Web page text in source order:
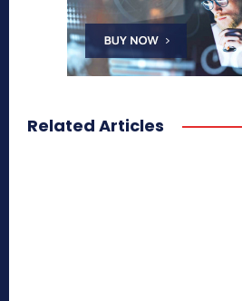
Related Articles